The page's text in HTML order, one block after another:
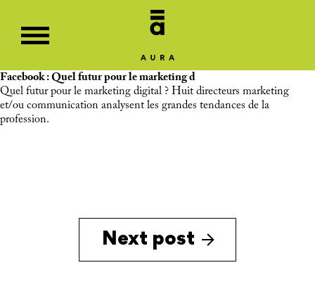
Facebook : Quel futur pour le marketing d
Quel futur pour le marketing digital ? Huit directeurs marketing
et/ou communication analysent les grandes tendances de la
profession.
Next post